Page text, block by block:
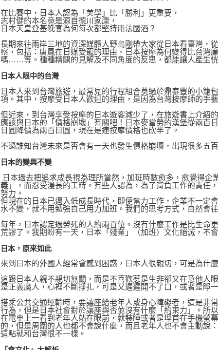
在比賽中，日本人認為「美學」比「勝利」更重要，
志村健的本名竟是源自德川家康，
日本天皇登基晚宴為何每次都堅持用法國酒？
長期來往兩岸三地的資深媒體人野島剛帶大家從日本看臺灣，
察，包括：唐鳳在日媒受寵的理由、日本按摩為何變得比台灣
嗎……等。種種精闢的見解及不同角度的反思，都能讓人產生
日本人眼中的台灣
日本人來到台灣旅遊，最常見的行程組合莫過於鼎泰豐的小籠
項。其中，按摩受日本人歡迎的理由，是因為台灣按摩師的手
但近來，到台灣享受按摩的日本遊客減少了，在旅遊書上介紹
應該與日本的「價格崩壞」有關吧！日本麥當勞的漢堡從兩百
日圓降價為兩百日圓，現在是連按摩價格也砍半了。
不過誰知台灣未來是否會有一天也發生價格崩壞，出現很多五
日本的變與不變
日本過去把追求成長視為理所當然，加班時數愈多，愈覺得
義」，而忍受漫長的工時。有些人認為，為了背負工作的責任
努力。
但現在的日本已邁入低成長時代，即便奮力工作，企業不一定
水不變，就不用勉強自己用力加班。我們的思考方式，自然會
每年，日本認定過勞死的人約兩百位。沒有什麼工作是比生命
荒謬了。我期盼有一天，日本「殘業」（加班）文化絕滅，不
日本，原來如此
來到日本的外國人經常會感到困惑，日本人很親切，可是為什
這跟日本人親不親切無關，而是不喜歡惹是生非卻又在意他人
是正義魔人，心裡不斷掙扎，可是又遲遲開不了口，或者是睜
搭乘公共交通運輸時，要讓座給老年人或身心障礙者，這是非
行為，但是日本社會對於讓座與否並沒有什麼「約束力」。所
在電車上一看到老年人站在眼前，就裝睡或者是埋首在手機螢
的，但是周圍的人也都不會說什麼，而且老年人也不會主動說
這點就和台灣很不一樣。